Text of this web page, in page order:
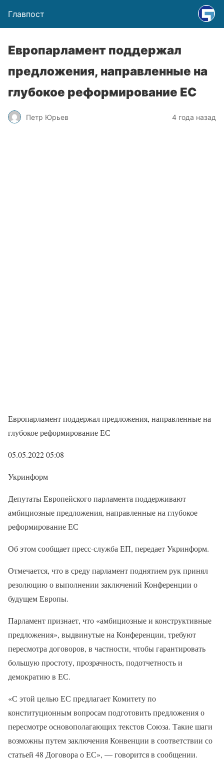
Главпост
Европарламент поддержал
предложения, направленные на
глубокое реформирование ЕС
Петр Юрьев 4 года назад
Европарламент поддержал предложения, направленные на
глубокое реформирование ЕС
05.05.2022 05:08
Укринформ
Депутаты Европейского парламента поддерживают
амбициозные предложения, направленные на глубокое
реформирование ЕС
Об этом сообщает пресс-служба ЕП, передает Укринформ.
Отмечается, что в среду парламент поднятием рук принял
резолюцию о выполнении заключений Конференции о
будущем Европы.
Парламент признает, что «амбициозные и конструктивные
предложения», выдвинутые на Конференции, требуют
пересмотра договоров, в частности, чтобы гарантировать
большую простоту, прозрачность, подотчетность и
демократию в ЕС.
«С этой целью ЕС предлагает Комитету по
конституционным вопросам подготовить предложения о
пересмотре основополагающих текстов Союза. Такие шаги
возможны путем заключения Конвенции в соответствии со
статьей 48 Договора о ЕС», — говорится в сообщении.